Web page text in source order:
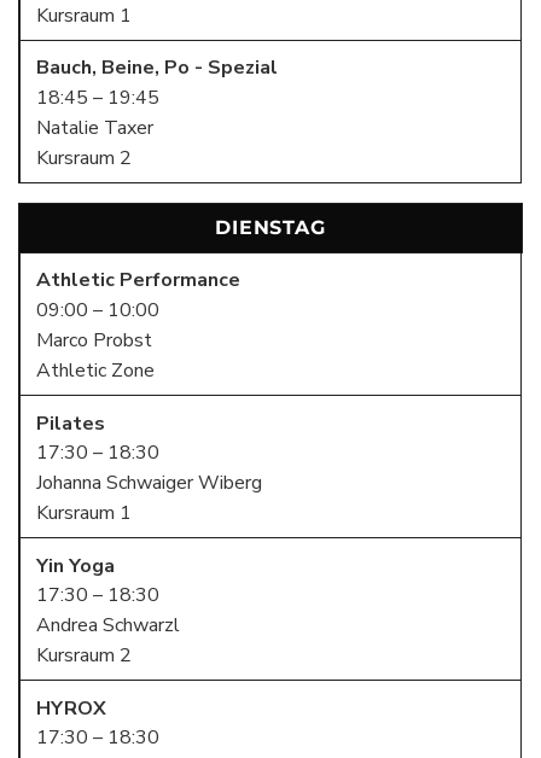
Kursraum 1
Bauch, Beine, Po - Spezial
18:45 – 19:45
Natalie Taxer
Kursraum 2
DIENSTAG
Athletic Performance
09:00 – 10:00
Marco Probst
Athletic Zone
Pilates
17:30 – 18:30
Johanna Schwaiger Wiberg
Kursraum 1
Yin Yoga
17:30 – 18:30
Andrea Schwarzl
Kursraum 2
HYROX
17:30 – 18:30